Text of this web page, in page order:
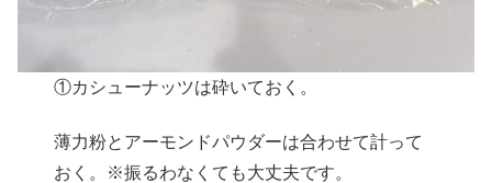
①カシューナッツは砕いておく。
薄力粉とアーモンドパウダーは合わせて計って
おく。※振るわなくても大丈夫です。